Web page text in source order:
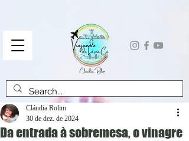
Da entrada à sobremesa, o vinagre
Cláudia Rolim
30 de dez. de 2024